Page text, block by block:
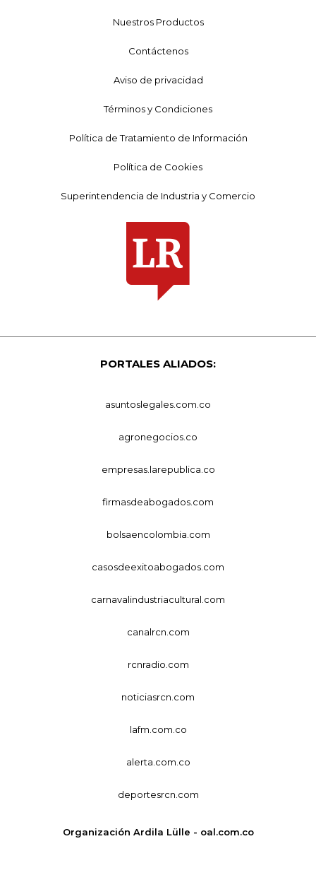
Nuestros Productos
Contáctenos
Aviso de privacidad
Términos y Condiciones
Política de Tratamiento de Información
Política de Cookies
Superintendencia de Industria y Comercio
PORTALES ALIADOS:
asuntoslegales.com.co
agronegocios.co
empresas.larepublica.co
firmasdeabogados.com
bolsaencolombia.com
casosdeexitoabogados.com
carnavalindustriacultural.com
canalrcn.com
rcnradio.com
noticiasrcn.com
lafm.com.co
alerta.com.co
deportesrcn.com
Organización Ardila Lülle - oal.com.co